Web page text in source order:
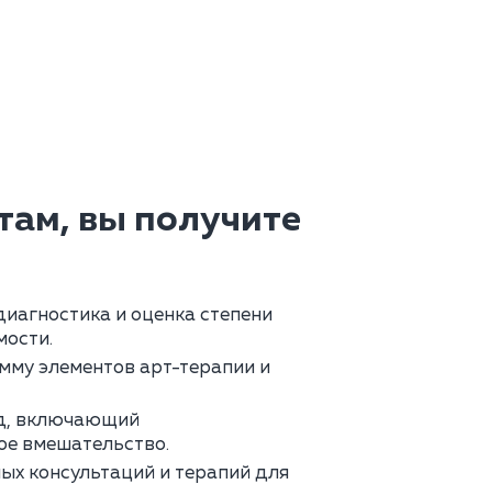
вы получите
и оценка степени
элементов арт-терапии и
включающий
вмешательство.
консультаций и терапий для